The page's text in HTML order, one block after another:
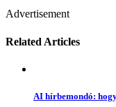
Advertisement
Related Articles
AI hírbemondó: